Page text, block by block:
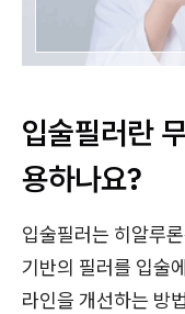
입술필러란
용하나요?
입술필러는 히알루
기반의 필러를 입술
라인을 개선하는 방